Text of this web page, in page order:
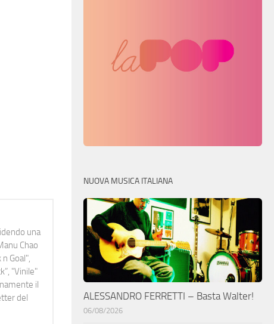
una
Chao
Goal",
"Vinile"
il
del
NUOVA MUSICA ITALIANA
ALESSANDRO FERRETTI – Basta Walter!
06/08/2026